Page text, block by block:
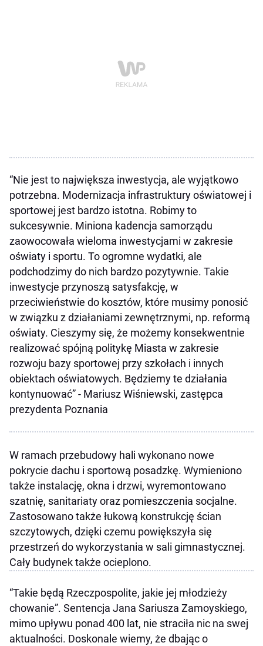
“Nie jest to największa inwestycja, ale wyjątkowo
potrzebna. Modernizacja infrastruktury oświatowej i
sportowej jest bardzo istotna. Robimy to
sukcesywnie. Miniona kadencja samorządu
zaowocowała wieloma inwestycjami w zakresie
oświaty i sportu. To ogromne wydatki, ale
podchodzimy do nich bardzo pozytywnie. Takie
inwestycje przynoszą satysfakcję, w
przeciwieństwie do kosztów, które musimy ponosić
w związku z działaniami zewnętrznymi, np. reformą
oświaty. Cieszymy się, że możemy konsekwentnie
realizować spójną politykę Miasta w zakresie
rozwoju bazy sportowej przy szkołach i innych
obiektach oświatowych. Będziemy te działania
kontynuować” - Mariusz Wiśniewski, zastępca
prezydenta Poznania
W ramach przebudowy hali wykonano nowe
pokrycie dachu i sportową posadzkę. Wymieniono
także instalację, okna i drzwi, wyremontowano
szatnię, sanitariaty oraz pomieszczenia socjalne.
Zastosowano także łukową konstrukcję ścian
szczytowych, dzięki czemu powiększyła się
przestrzeń do wykorzystania w sali gimnastycznej.
Cały budynek także ocieplono.
“Takie będą Rzeczpospolite, jakie jej młodzieży
chowanie”. Sentencja Jana Sariusza Zamoyskiego,
mimo upływu ponad 400 lat, nie straciła nic na swej
aktualności. Doskonale wiemy, że dbając o